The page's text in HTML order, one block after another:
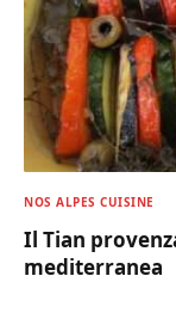
NOS ALPES CUISINE
Il Tian
mediterranea